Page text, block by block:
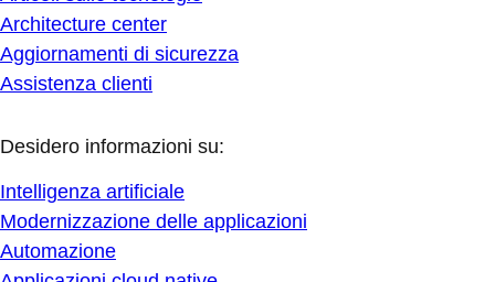
Architecture center
Aggiornamenti di sicurezza
Assistenza clienti
Desidero informazioni su:
Intelligenza artificiale
Modernizzazione delle applicazioni
Automazione